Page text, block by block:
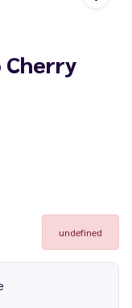
Cherry
undefined